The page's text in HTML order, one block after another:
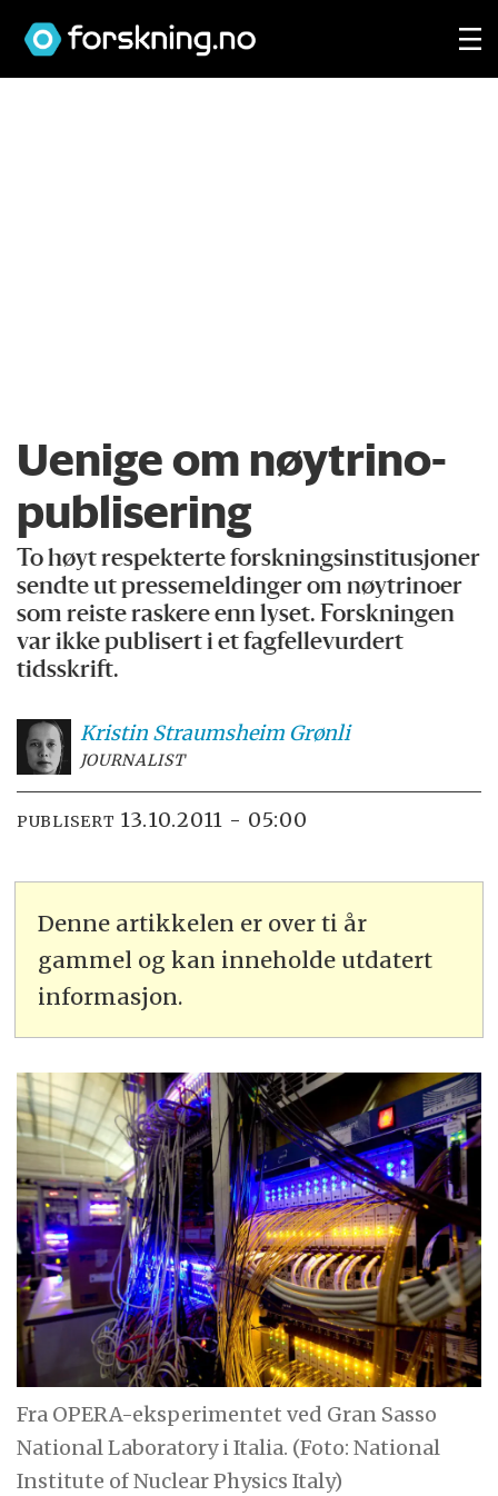
Uenige om nøytrino-
publisering
To høyt respekterte forskningsinstitusjoner
sendte ut pressemeldinger om nøytrinoer
som reiste raskere enn lyset. Forskningen
var ikke publisert i et fagfellevurdert
tidsskrift.
Kristin Straumsheim Grønli
JOURNALIST
PUBLISERT 13.10.2011 - 05:00
Denne artikkelen er over ti år
gammel og kan inneholde utdatert
informasjon.
Fra OPERA-eksperimentet ved Gran Sasso
National Laboratory i Italia. (Foto: National
Institute of Nuclear Physics Italy)